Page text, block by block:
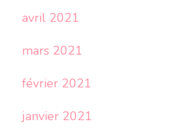
avril 2021
mars 2021
février 2021
janvier 2021